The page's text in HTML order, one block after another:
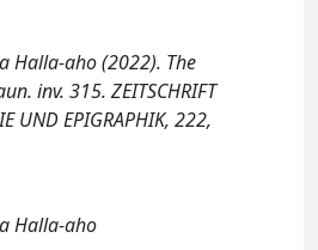
Halla-aho (2022). The
inv. 315. ZEITSCHRIFT
UND EPIGRAPHIK, 222,
Halla-aho